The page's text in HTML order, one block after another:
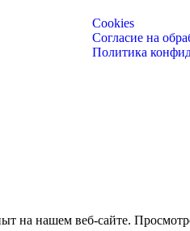
Cookies
Согласие на
Политика
нашем веб-сайте.